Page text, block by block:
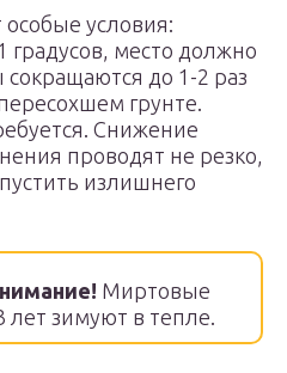
условия:
градусов, место должно
до 1-2 раз
грунте.
Снижение
проводят не резко,
излишнего
Миртовые
лет зимуют в тепле.